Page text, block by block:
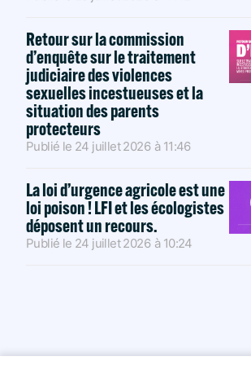
Retour sur la commission
d’enquête sur le traitement
judiciaire des violences
sexuelles incestueuses et la
situation des parents
protecteurs
Publié le 24 juillet 2026 à 11:46
La loi d’urgence agricole est une
loi poison ! LFI et les écologistes
déposent un recours.
Publié le 24 juillet 2026 à 10:24